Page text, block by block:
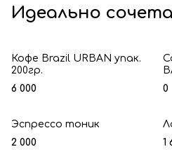
Идеально
Кофе Brazil URBAN упак.
200гр.
6 000
0
Эспрессо тоник
2 000
1